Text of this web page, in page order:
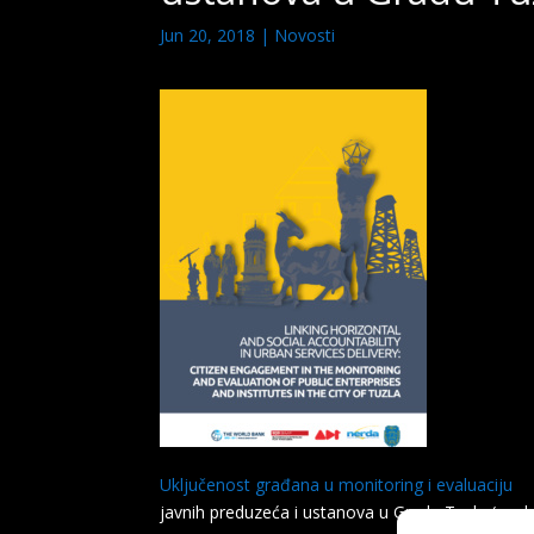
Jun 20, 2018 | Novosti
Uključenost građana u monitoring i evaluaciju
javnih preduzeća i ustanova u Gradu Tuzla